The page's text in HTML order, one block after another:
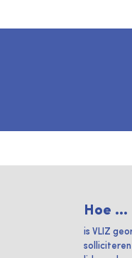
Hoe ...
is VLIZ
solliciteren